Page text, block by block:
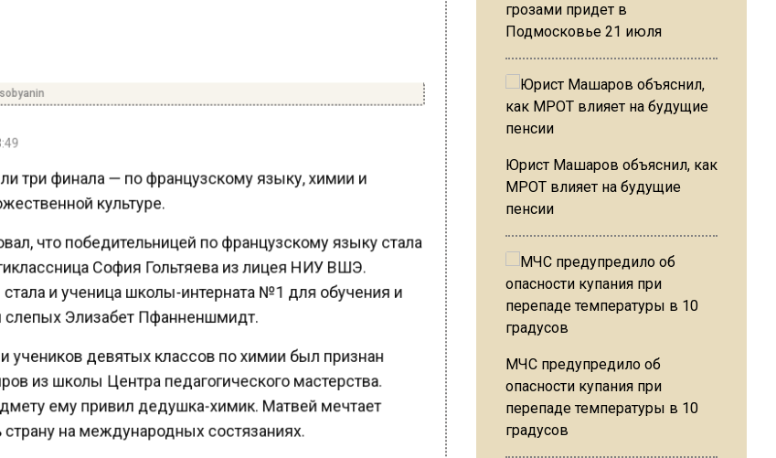
три финала — по французскому языку, химии и
культуре.
что победительницей по французскому языку стала
София Гольтяева из лицея НИУ ВШЭ.
и ученица школы-интерната №1 для обучения и
слепых Элизабет Пфанненшмидт.
учеников девятых классов по химии был признан
из школы Центра педагогического мастерства.
ему привил дедушка-химик. Матвей мечтает
страну на международных состязаниях.
грозами придет в
Подмосковье 21 июля
Юрист Машаров объяснил, как
МРОТ влияет на будущие
пенсии
МЧС предупредило об
опасности купания при
перепаде температуры в 10
градусов